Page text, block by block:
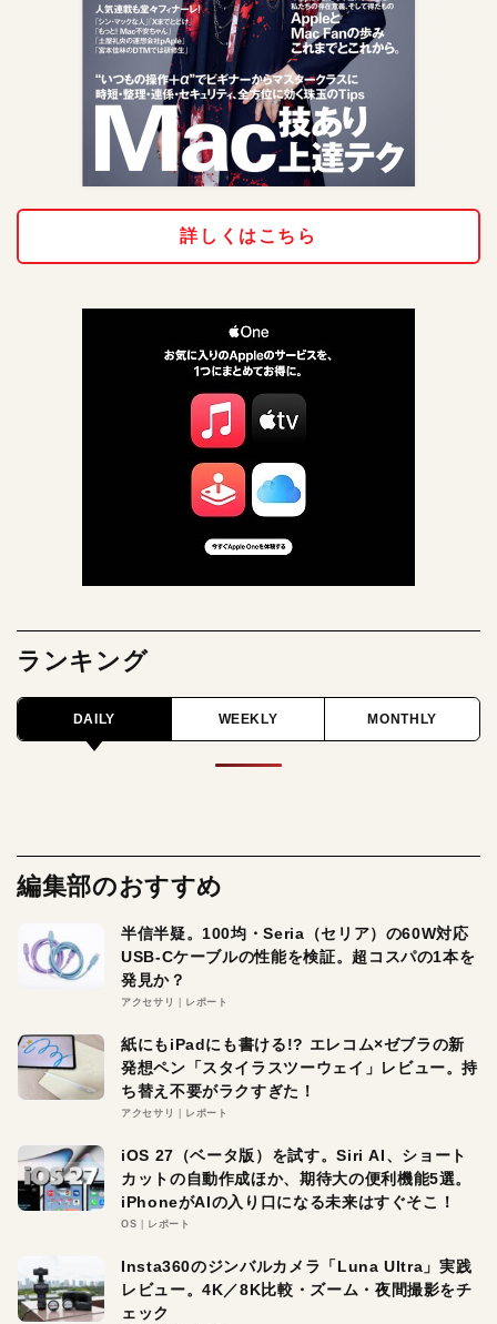
詳しくはこちら
ランキング
DAILY WEEKLY MONTHLY
編集部のおすすめ
半信半疑。100均・Seria（セリア）の60W対応
USB-Cケーブルの性能を検証。超コスパの1本を
発見か？
アクセサリ レポート
紙にもiPadにも書ける!? エレコム×ゼブラの新
発想ペン「スタイラスツーウェイ」レビュー。持
ち替え不要がラクすぎた！
アクセサリ レポート
iOS 27（ベータ版）を試す。Siri AI、ショート
カットの自動作成ほか、期待大の便利機能5選。
iPhoneがAIの入り口になる未来はすぐそこ！
OS レポート
Insta360のジンバルカメラ「Luna Ultra」実践
レビュー。4K／8K比較・ズーム・夜間撮影をチ
ェック